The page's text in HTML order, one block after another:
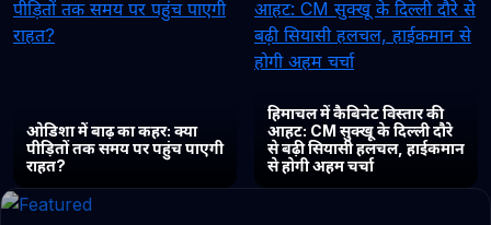
ओडिशा में बाढ़ का कहर: क्या
पीड़ितों तक समय पर पहुंच पाएगी
राहत?
हिमाचल में कैबिनेट विस्तार की
आहट: CM सुक्खू के दिल्ली दौरे
से बढ़ी सियासी हलचल, हाईकमान
से होगी अहम चर्चा